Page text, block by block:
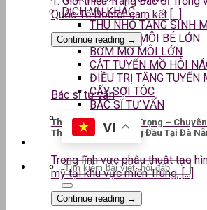
DỊCH VỤ KHÁC
THU NHỎ TẦNG SINH
THU GỌN MÔI BÉ LỚN
BƠM MỠ MÔI LỚN
CẮT TUYẾN MỒ HÔI
ĐIỀU TRỊ TĂNG TUYẾN
CẤY SỢI TÓC
BÁC SĨ TƯ VẤN
VI
Quốc Tế Doctor cam kết [...]
Continue reading →
Bác sĩ tư vấn
ThS.BS CKII Lê Kim Trọng –
Thuật Thẩm Mỹ Hàng Đầu Tại Đà
Trong lĩnh vực phẫu thuật tạo
mỹ tại khu vực miền Trung, [...]
Continue reading →